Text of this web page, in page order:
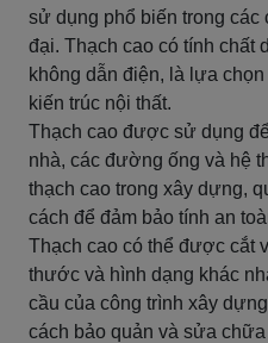
sử dụng phổ biến trong các
đại. Thạch cao có tính chất
không dẫn điện, là lựa
kiến trúc nội thất.
Thạch cao được sử dụng
nhà, các đường ống và hệ
thạch cao trong xây dựng,
cách để đảm bảo tính an
Thạch cao có thể được cắt
thước và hình dạng khác
cầu của công trình xây
cách bảo quản và sửa